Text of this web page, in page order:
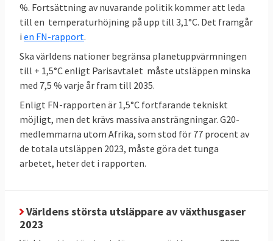
Sveriges mål enligt EU-beslut
Sverige har bundit sig i EU att minska sina
utsläpp av växthusgaser (ESR) och öka
upptaget av växthusgaser i skog och mark
(LULUCF). Sverige måste halvera sina
utsläpp till 2030 jämfört med 2005. Likaså
måste skog och mark i Sverige lagra
närmare fyra miljoner ton mer växthusgaser
2016-2018. Utöver dessa mål finns i Sveriges
fall även olika mål som riksdagen satt upp,
dessa behandlas inte här.
%. Fortsättning av nuvarande politik kommer att leda
till en temperaturhöjning på upp till 3,1°C. Det framgår
i en FN-rapport.
Ska världens nationer begränsa planetuppvärmningen
till + 1,5°C enligt Parisavtalet måste utsläppen minska
med 7,5 % varje år fram till 2035.
Enligt FN-rapporten är 1,5°C fortfarande tekniskt
möjligt, men det krävs massiva ansträngningar. G20-
medlemmarna utom Afrika, som stod för 77 procent av
de totala utsläppen 2023, måste göra det tunga
arbetet, heter det i rapporten.
Världens största utsläppare av växthusgaser
2023